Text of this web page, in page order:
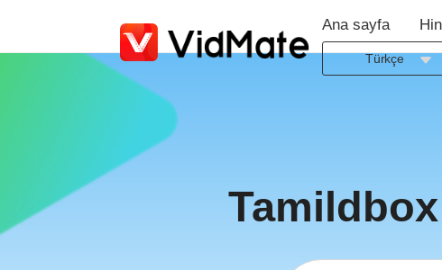
Ana sayfa
Türkçe
Français